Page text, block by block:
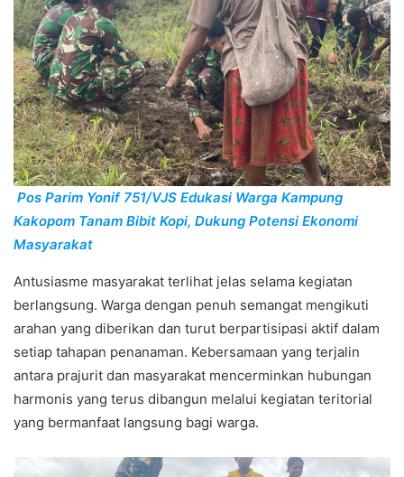
Pos Parim Yonif 751/VJS Edukasi Warga Kampung
Kakopom Tanam Bibit Kopi, Dukung Potensi Ekonomi
Masyarakat
Antusiasme masyarakat terlihat jelas selama kegiatan
berlangsung. Warga dengan penuh semangat mengikuti
arahan yang diberikan dan turut berpartisipasi aktif dalam
setiap tahapan penanaman. Kebersamaan yang terjalin
antara prajurit dan masyarakat mencerminkan hubungan
harmonis yang terus dibangun melalui kegiatan teritorial
yang bermanfaat langsung bagi warga.